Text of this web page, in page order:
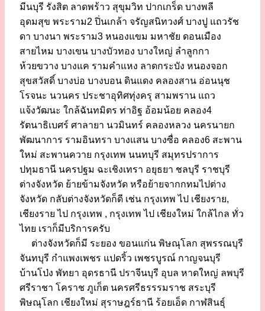
มีนบุรี รังสิต ลาดพร้าว สุขุมวิท ปากเกร็ด บางพลี
อุดมสุข พระราม2 ปิ่นเกล้า จรัญสนิทวงศ์ บางปู แถวรัช
ดา บางนา พระราม3 หนองแขม มหาชัย ดอนเมือง
สายไหม บางเขน บางบัวทอง บางใหญ่ ลำลูกกา
ห้วยขวาง บางแค รามคำแหง ลาดกระบัง หนองจอก
สุขสวัสดิ์ บางบ่อ บางบอน ดินแดง คลองสาน อ่อนนุช
โรจนะ นวนคร ประชาอุทิศทุ่งครุ สามพราน แถว
แจ้งวัฒนะ ใกล้ฉันทมิตร ท่าอิฐ อ้อมน้อย คลอง4
รัตนาธิเบศร์ ศาลายา นวมินทร์ คลองหลวง นครนายก
พัฒนาการ รามอินทรา บางแสน บางซื่อ คลอง6 สะพาน
ใหม่ สะพานควาย กรุงเทพ นนทบุรี สมุทรปราการ
ปทุมธานี นครปฐม ฉะเชิงเทรา อยุธยา ชลบุรี ราชบุรี
ต่างจังหวัด ย้ายข้ามจังหวัด หรือย้ายจากกทมไปต่าง
จังหวัด กลับต่างจังหวัดก็ดี เช่น กรุงเทพ ไป เชียงราย,
เชียงราย ไป กรุงเทพ , กรุงเทพ ไป เชียงใหม่ ใกล้ไกล ทั่ว
ไทย เราก็มีบริการครับ
ต่างจังหวัดก็มี ระยอง ขอนแก่น พิษณุโลก สุพรรณบุรี
จันทบุรี กำแพงเพชร แปดริ้ว เพชรบูรณ์ กาญจนบุรี
บ้านโป่ง พัทยา อุดรธานี ปราจีนบุรี อุบล หาดใหญ่ ลพบุรี
ศรีราชา โคราช ภูเก็ต นครศรีธรรรมราช สระบุรี
พิษณุโลก เชียงใหม่ สุราษฎร์ธานี ร้อยเอ็ด กาฬสินธุ์